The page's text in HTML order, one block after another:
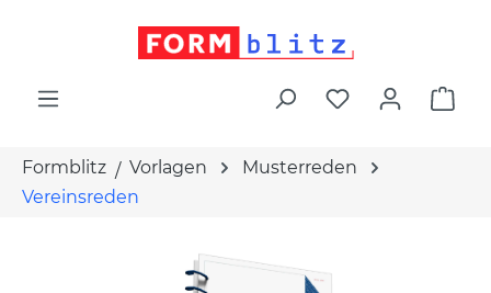
Formblitz Vorlagen
Musterreden
Vereinsreden